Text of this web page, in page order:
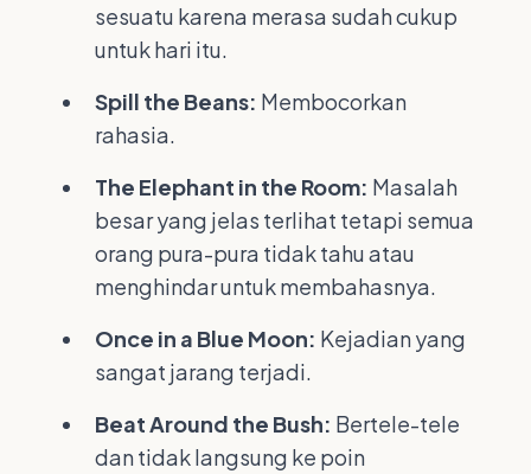
sesuatu karena merasa sudah cukup
untuk hari itu.
Spill the Beans: Membocorkan
rahasia.
The Elephant in the Room: Masalah
besar yang jelas terlihat tetapi semua
orang pura-pura tidak tahu atau
menghindar untuk membahasnya.
Once in a Blue Moon: Kejadian yang
sangat jarang terjadi.
Beat Around the Bush: Bertele-tele
dan tidak langsung ke poin